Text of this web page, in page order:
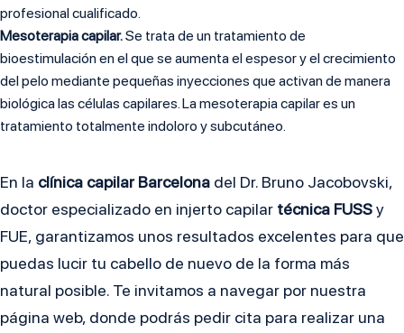
profesional cualificado.
Mesoterapia capilar.Se trata de un tratamiento de
bioestimulación en el que se aumenta el espesor y el crecimiento
del pelo mediante pequeñas inyecciones que activan de manera
biológica las células capilares. La mesoterapia capilar es un
tratamiento totalmente indoloro y subcutáneo.
En la clínica capilar Barcelona del Dr. Bruno Jacobovski,
doctor especializado en injerto capilar técnica FUSSy
FUE, garantizamos unos resultados excelentes para que
puedas lucir tu cabello de nuevo de la forma más
natural posible. Te invitamos a navegar por nuestra
página web, donde podrás pedir cita para realizar una